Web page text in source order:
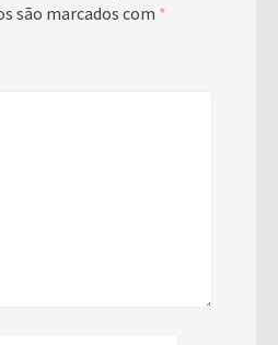
são marcados com *